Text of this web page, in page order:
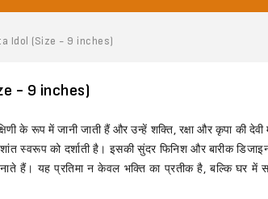
Idol (Size - 9 inches)
- 9 inches)
के रूप में जानी जाती हैं और उन्हें शक्ति, रक्षा और कृपा की
स्वरूप को दर्शाती है। इसकी सुंदर फिनिश और बारीक
हैं। यह प्रतिमा न केवल भक्ति का प्रतीक है, बल्कि घर में